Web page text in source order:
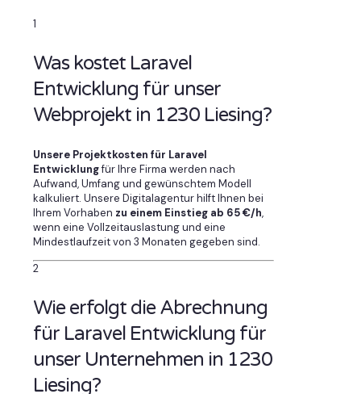
1
Was kostet Laravel
Entwicklung für unser
Webprojekt in 1230 Liesing?
Unsere Projektkosten für Laravel
Entwicklungfür Ihre Firma werden nach
Aufwand, Umfang und gewünschtem Modell
kalkuliert. Unsere Digitalagentur hilft Ihnen bei
Ihrem Vorhaben zu einem Einstieg ab 65 €/h,
wenn eine Vollzeitauslastung und eine
Mindestlaufzeit von 3 Monaten gegeben sind.
2
Wie erfolgt die Abrechnung
für Laravel Entwicklung für
unser Unternehmen in 1230
Liesing?